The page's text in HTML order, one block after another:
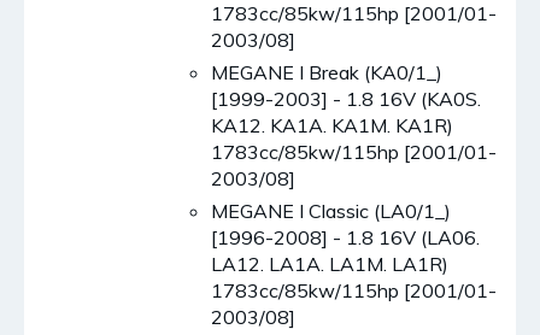
1783cc/85kw/115hp [2001/01-
2003/08]
MEGANE I Break (KA0/1_)
[1999-2003] - 1.8 16V (KA0S.
KA12. KA1A. KA1M. KA1R)
1783cc/85kw/115hp [2001/01-
2003/08]
MEGANE I Classic (LA0/1_)
[1996-2008] - 1.8 16V (LA06.
LA12. LA1A. LA1M. LA1R)
1783cc/85kw/115hp [2001/01-
2003/08]